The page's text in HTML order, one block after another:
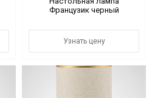
Французик черный
Узнать цену